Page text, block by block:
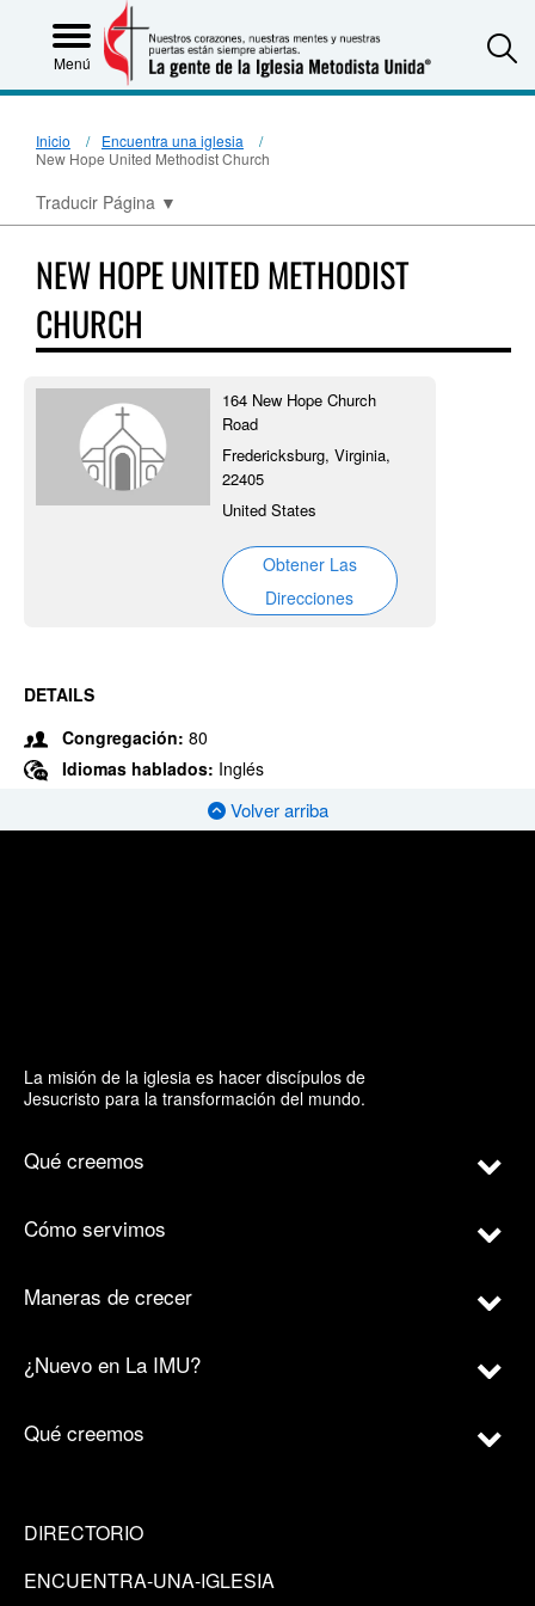
Menú
Inicio
Encuentra una iglesia
New Hope United Methodist Church
Traducir Página ▼
NEW HOPE UNITED METHODIST
CHURCH
164 New Hope Church
Road
Fredericksburg, Virginia,
22405
United States
Obtener Las
Direcciones
DETAILS
Congregación: 80
Idiomas hablados: Inglés
Volver arriba
La misión de la iglesia es hacer discípulos de
Jesucristo para la transformación del mundo.
Qué creemos
Cómo servimos
Maneras de crecer
¿Nuevo en La IMU?
Qué creemos
DIRECTORIO
ENCUENTRA-UNA-IGLESIA